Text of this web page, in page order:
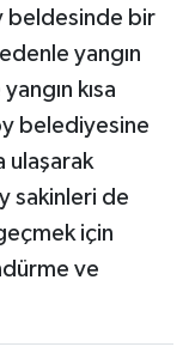
beldesinde bir
yangın
kısa
belediyesine
ulaşarak
sakinleri de
için
ve